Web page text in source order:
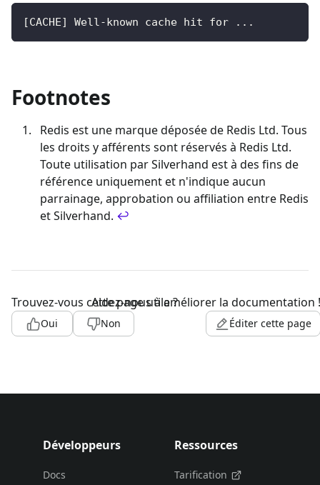
[CACHE] Well-known cache hit for ...
Footnotes
Redis est une marque déposée de Redis Ltd. Tous
les droits y afférents sont réservés à Redis Ltd.
Toute utilisation par Silverhand est à des fins de
référence uniquement et n'indique aucun
parrainage, approbation ou affiliation entre Redis
et Silverhand. ↩
Trouvez-vous cette page utile ?
Oui Non
Aidez-nous à améliorer la documentation !
Éditer cette page
Développeurs
Docs
Ressources
Tarification